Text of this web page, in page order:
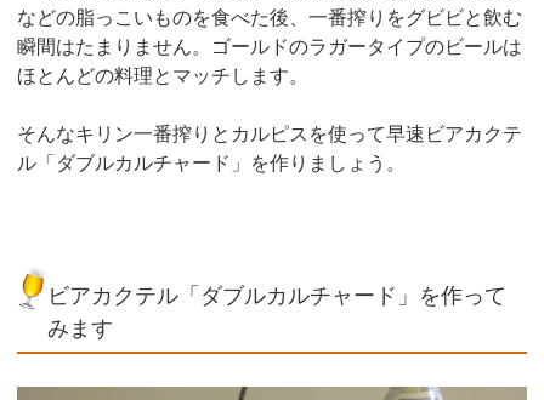
などの脂っこいものを食べた後、一番搾りをグビビと飲む
瞬間はたまりません。ゴールドのラガータイプのビールは
ほとんどの料理とマッチします。
そんなキリン一番搾りとカルピスを使って早速ビアカクテ
ル「ダブルカルチャード」を作りましょう。
ビアカクテル「ダブルカルチャード」を作って
みます